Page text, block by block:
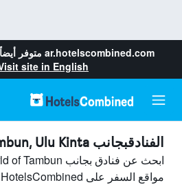
ar.hotelscombined.com متوفر
site in English
الفنادقبجانب Lost World of Tambun, Ulu Kinta
مواقع السفر على HotelsCombined وقارن بينها ووفّر.